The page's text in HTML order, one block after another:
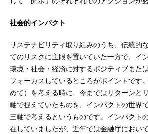
社会的インパクト
サステナビリティ取り組みのうち、伝統的
てのリスクに主眼を置いていた一方で、イ
環境・社会・経済に対するポジティブまた
フォーカスしているところがポイントです
めて）を考える時に、今まではリターンと
軸で捉えていたものを、インパクトの世界
三軸で考えるというものです。インパクト
在していましたが、近年では金融庁におい